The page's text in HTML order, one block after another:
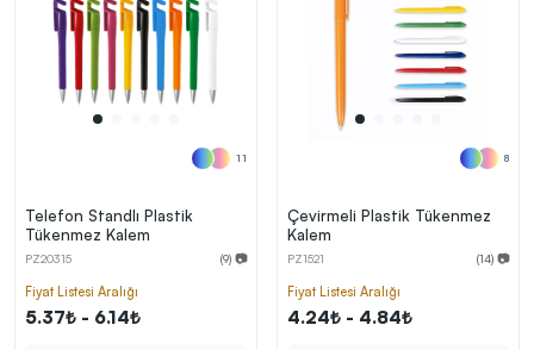
11
Telefon Standlı Plastik
Tükenmez Kalem
PZ20315 (9) 📷
Fiyat Listesi Aralığı
5.37₺ - 6.14₺
8
Çevirmeli Plastik Tükenmez
Kalem
PZ1521 (14) 📷
Fiyat Listesi Aralığı
4.24₺ - 4.84₺